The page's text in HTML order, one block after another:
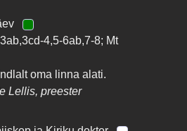
4,5-6ab,7-8; Mt
oma linna alati.
Lellis, preester